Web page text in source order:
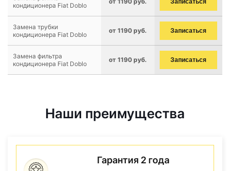
кондиционера Fiat Doblo
Записаться
Замена трубки
кондиционера Fiat Doblo
от 1190 руб. Записаться
Замена фильтра
кондиционера Fiat Doblo
от 1190 руб. Записаться
Наши преимущества
Гарантия 2 года